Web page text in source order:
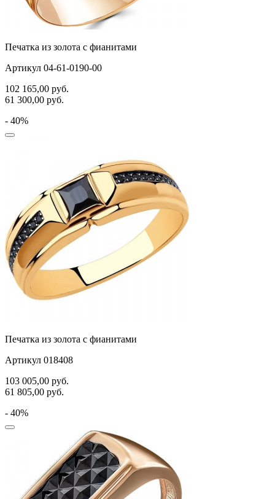
Печатка из золота с фианитами
Артикул 04-61-0190-00
102 165,00 руб.
61 300,00 руб.
- 40%
Печатка из золота с фианитами
Артикул 018408
103 005,00 руб.
61 805,00 руб.
- 40%